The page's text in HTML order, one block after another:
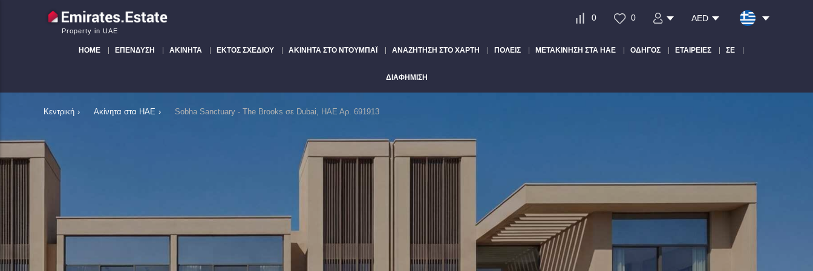
Property in UAE
0 0 AED
HOME ΕΠΈΝΔΥΣΗ ΑΚΊΝΗΤΑ ΕΚΤΌΣ ΣΧΕΔΊΟΥ ΑΚΊΝΗΤΑ ΣΤΟ ΝΤΟΥΜΠΆΙ ΑΝΑΖΉΤΗΣΗ ΣΤΟ ΧΆΡΤΗ ΠΌΛΕΙΣ ΜΕΤΑΚΊΝΗΣΗ ΣΤΑ ΗΑΕ ΟΔΗΓΌΣ ΕΤΑΙΡΕΊΕΣ ΣΕ
ΔΙΑΦΉΜΙΣΗ
Κεντρική › Ακίνητα στα ΗΑΕ › Sobha Sanctuary - The Brooks σε Dubai, ΗΑΕ Αρ. 691913